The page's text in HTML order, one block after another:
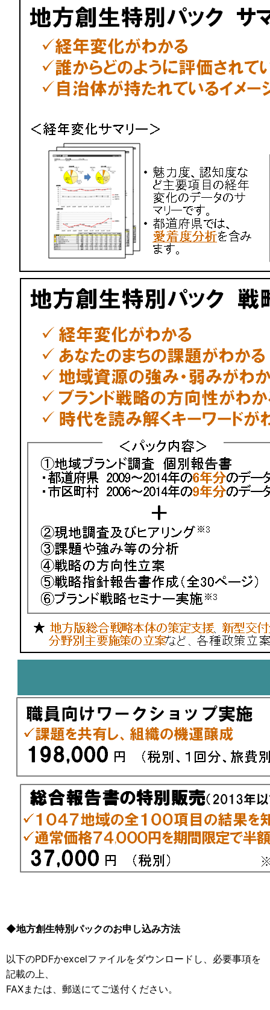
◆地方創生特別パックのお申し込み方法
以下のPDFかexcelファイルをダウンロードし、必要事項を
記載の上、
FAXまたは、郵送にてご送付ください。